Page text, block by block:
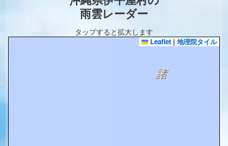
雨雲レーダー
タップすると拡大します
Leaflet | 地理院タイル